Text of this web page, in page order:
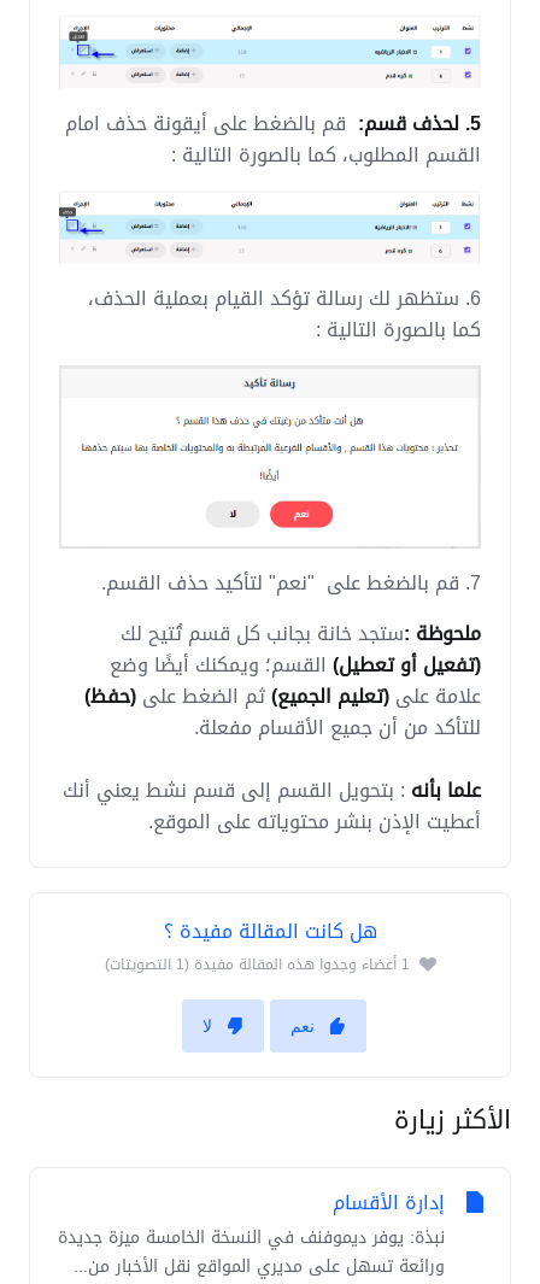
5. لحذف قسم:
قم بالضغط على أيقونة حذف امام
القسم المطلوب، كما بالصورة التالية :
6. ستظهر لك رسالة تؤكد القيام بعملية الحذف،
كما بالصورة التالية :
7. قم بالضغط على "نعم" لتأكيد حذف القسم.
ملحوظة :ستجد خانة بجانب كل قسم تُتيح لك
(تفعيل أو تعطيل) القسم؛ ويمكنك أيضًا وضع
علامة على(تعليم الجميع)ثم الضغط على(حفظ)
للتأكد من أن جميع الأقسام مفعلة.
علما بأنه : بتحويل القسم إلى قسم نشط يعني أنك
أعطيت الإذن بنشر محتوياته على الموقع.
هل كانت المقالة مفيدة ؟
1 أعضاء وجدوا هذه المقالة مفيدة (1 التصويتات)
نعم لا
الأكثر زيارة
إدارة الأقسام
نبذة: يوفر ديموفنف في النسخة الخامسة ميزة جديدة
ورائعة تسهل على مديري المواقع نقل الأخبار من...